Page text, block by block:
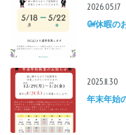
2026.05.17
GW休暇の
2025.11.30
年末年始